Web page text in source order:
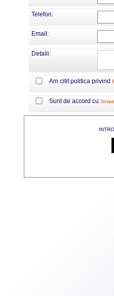
Telefon:
Email:
Detalii:
Am citit politica privind
Sunt de accord cu